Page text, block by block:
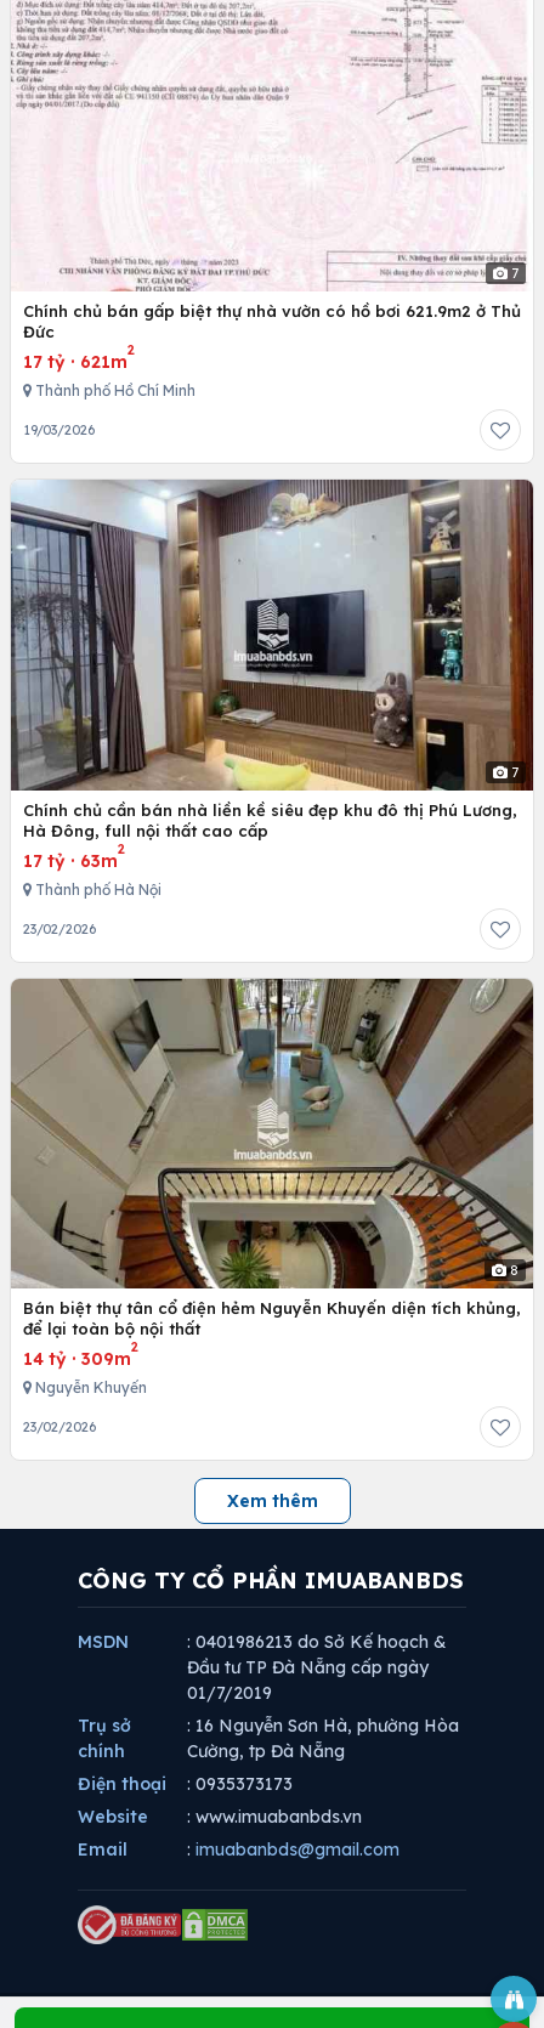
7
Chính chủ bán gấp biệt thự nhà vườn có hồ bơi 621.9m2 ở Thủ
Đức
17 tỷ · 621m
2
Thành phố Hồ Chí Minh
19/03/2026
7
Chính chủ cần bán nhà liền kề siêu đẹp khu đô thị Phú Lương,
Hà Đông, full nội thất cao cấp
17 tỷ · 63m
2
Thành phố Hà Nội
23/02/2026
8
Bán biệt thự tân cổ điện hẻm Nguyễn Khuyến diện tích khủng,
để lại toàn bộ nội thất
14 tỷ · 309m
2
Nguyễn Khuyến
23/02/2026
Xem thêm
CÔNG TY CỔ PHẦN IMUABANBDS
MSDN
: 0401986213 do Sở Kế hoạch &
Đầu tư TP Đà Nẵng cấp ngày
01/7/2019
Trụ sở
chính
: 16 Nguyễn Sơn Hà, phường Hòa
Cường, tp Đà Nẵng
Điện thoại
: 0935373173
Website
: www.imuabanbds.vn
Email
: imuabanbds@gmail.com